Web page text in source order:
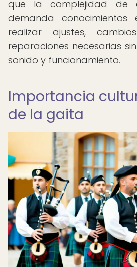
que la complejidad de
demanda conocimientos
realizar ajustes,
reparaciones necesarias
sonido y funcionamiento.
Importancia
de la gaita